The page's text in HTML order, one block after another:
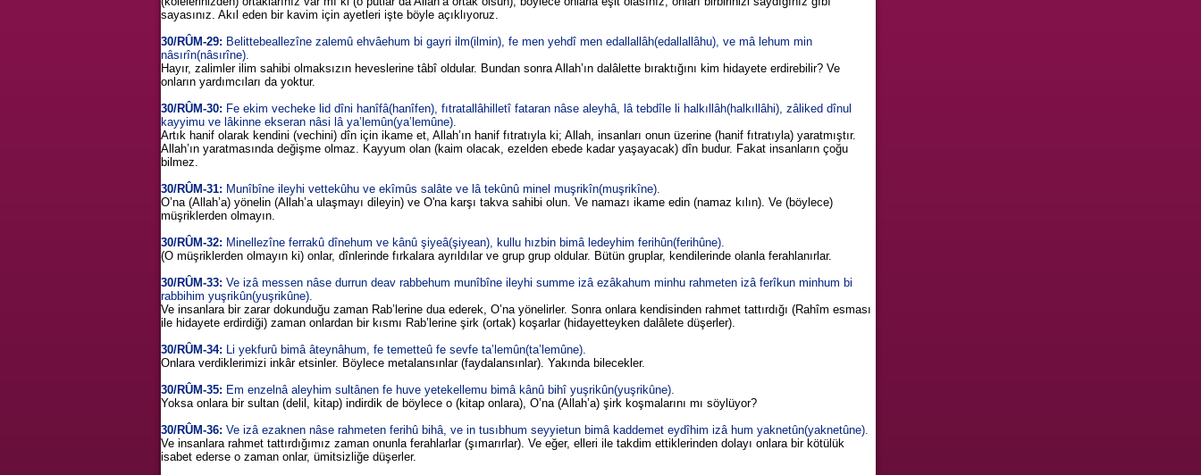
sayasınız. Akıl eden bir kavim için ayetleri işte böyle açıklıyoruz.
30/RÛM-29: Belittebeallezîne zalemû ehvâehum bi gayri ilm(ilmin), fe men yehdî men edallallâh(edallallâhu), ve mâ lehum min
nâsırîn(nâsırîne).
Hayır, zalimler ilim sahibi olmaksızın heveslerine tâbî oldular. Bundan sonra Allah’ın dalâlette bıraktığını kim hidayete erdirebilir? Ve
onların yardımcıları da yoktur.
30/RÛM-30: Fe ekim vecheke lid dîni hanîfâ(hanîfen), fıtratallâhilletî fataran nâse aleyhâ, lâ tebdîle li halkıllâh(halkıllâhi), zâliked dînul
kayyimu ve lâkinne ekseran nâsi lâ ya’lemûn(ya’lemûne).
Artık hanif olarak kendini (vechini) dîn için ikame et, Allah’ın hanif fıtratıyla ki; Allah, insanları onun üzerine (hanif fıtratıyla) yaratmıştır.
Allah’ın yaratmasında değişme olmaz. Kayyum olan (kaim olacak, ezelden ebede kadar yaşayacak) dîn budur. Fakat insanların çoğu
bilmez.
30/RÛM-31: Munîbîne ileyhi vettekûhu ve ekîmûs salâte ve lâ tekûnû minel muşrikîn(muşrikîne).
O’na (Allah’a) yönelin (Allah’a ulaşmayı dileyin) ve O'na karşı takva sahibi olun. Ve namazı ikame edin (namaz kılın). Ve (böylece)
müşriklerden olmayın.
30/RÛM-32: Minellezîne ferrakû dînehum ve kânû şiyeâ(şiyean), kullu hızbin bimâ ledeyhim ferihûn(ferihûne).
(O müşriklerden olmayın ki) onlar, dînlerinde fırkalara ayrıldılar ve grup grup oldular. Bütün gruplar, kendilerinde olanla ferahlanırlar.
30/RÛM-33: Ve izâ messen nâse durrun deav rabbehum munîbîne ileyhi summe izâ ezâkahum minhu rahmeten izâ ferîkun minhum bi
rabbihim yuşrikûn(yuşrikûne).
Ve insanlara bir zarar dokunduğu zaman Rab’lerine dua ederek, O’na yönelirler. Sonra onlara kendisinden rahmet tattırdığı (Rahîm esması
ile hidayete erdirdiği) zaman onlardan bir kısmı Rab’lerine şirk (ortak) koşarlar (hidayetteyken dalâlete düşerler).
30/RÛM-34: Li yekfurû bimâ âteynâhum, fe temetteû fe sevfe ta’lemûn(ta’lemûne).
Onlara verdiklerimizi inkâr etsinler. Böylece metalansınlar (faydalansınlar). Yakında bilecekler.
30/RÛM-35: Em enzelnâ aleyhim sultânen fe huve yetekellemu bimâ kânû bihî yuşrikûn(yuşrikûne).
Yoksa onlara bir sultan (delil, kitap) indirdik de böylece o (kitap onlara), O’na (Allah’a) şirk koşmalarını mı söylüyor?
30/RÛM-36: Ve izâ ezaknen nâse rahmeten ferihû bihâ, ve in tusıbhum seyyietun bimâ kaddemet eydîhim izâ hum yaknetûn(yaknetûne).
Ve insanlara rahmet tattırdığımız zaman onunla ferahlarlar (şımarırlar). Ve eğer, elleri ile takdim ettiklerinden dolayı onlara bir kötülük
isabet ederse o zaman onlar, ümitsizliğe düşerler.